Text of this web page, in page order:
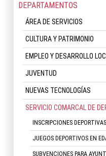
DEPARTAMENTOS
ÁREA DE SERVICIOS
CULTURA Y PATRIMONIO
EMPLEO Y DESARROLLO
JUVENTUD
NUEVAS TECNOLOGÍAS
SERVICIO COMARCAL DE
INSCRIPCIONES DEPORTIVAS
JUEGOS DEPORTIVOS EN
SUBVENCIONES PARA